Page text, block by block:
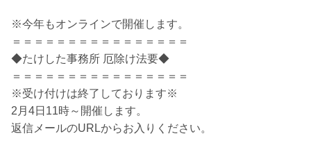
※今年もオンラインで開催します。
＝＝＝＝＝＝＝＝＝＝＝＝＝＝＝＝
◆たけした事務所 厄除け法要◆
＝＝＝＝＝＝＝＝＝＝＝＝＝＝＝＝
※受け付けは終了しております※
2月4日11時～開催します。
返信メールのURLからお入りください。